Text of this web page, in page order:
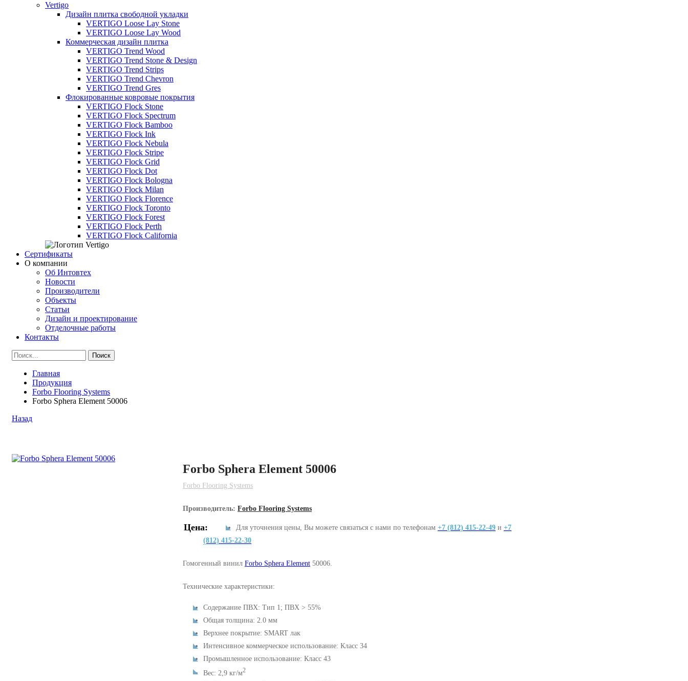
Vertigo
Дизайн плитка свободной укладки
VERTIGO Loose Lay Stone
VERTIGO Loose Lay Wood
Коммерческая дизайн плитка
VERTIGO Trend Wood
VERTIGO Trend Stone & Design
VERTIGO Trend Strips
VERTIGO Trend Chevron
VERTIGO Trend Gres
Флокированные ковровые покрытия
VERTIGO Flock Stone
VERTIGO Flock Spectrum
VERTIGO Flock Bamboo
VERTIGO Flock Ink
VERTIGO Flock Nebula
VERTIGO Flock Stripe
VERTIGO Flock Grid
VERTIGO Flock Dot
VERTIGO Flock Bologna
VERTIGO Flock Milan
VERTIGO Flock Florence
VERTIGO Flock Toronto
VERTIGO Flock Forest
VERTIGO Flock Perth
VERTIGO Flock California
Сертификаты
О компании
Об Интовтех
Новости
Производители
Объекты
Статьи
Дизайн и проектирование
Отделочные работы
Контакты
Главная
Продукция
Forbo Flooring Systems
Forbo Sphera Element 50006
Назад
Forbo Sphera Element 50006
Forbo Flooring Systems
Производитель: Forbo Flooring Systems
Цена: Для уточнения цены, Вы можете связаться с нами по телефонам +7 (812) 415-22-49 и +7
(812) 415-22-30
Гомогенный винил Forbo Sphera Element 50006.
Технические характеристики:
Содержание ПВХ: Тип 1; ПВХ > 55%
Общая толщина: 2.0 мм
Верхнее покрытие: SMART лак
Интенсивное коммерческое использование: Класс 34
Промышленное использование: Класс 43
Вес: 2,9 кг/м2